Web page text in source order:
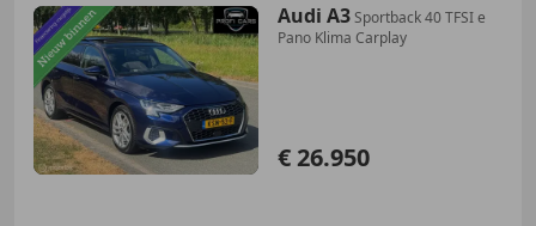
Audi A3Sportback 40 TFSI e
Pano Klima Carplay
€ 26.950